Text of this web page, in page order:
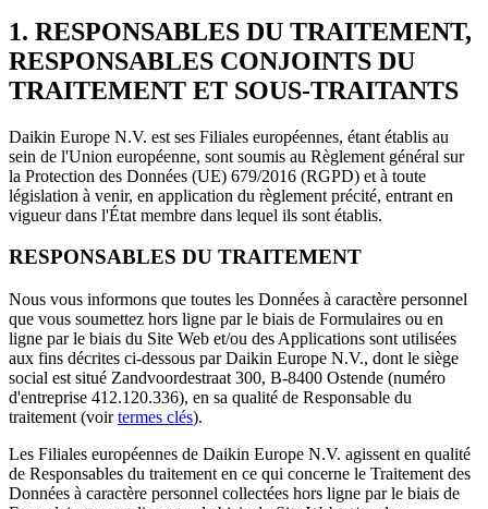
1. RESPONSABLES DU TRAITEMENT,
RESPONSABLES CONJOINTS DU
TRAITEMENT ET SOUS-TRAITANTS
Daikin Europe N.V. est ses Filiales européennes, étant établis au
sein de l'Union européenne, sont soumis au Règlement général sur
la Protection des Données (UE) 679/2016 (RGPD) et à toute
législation à venir, en application du règlement précité, entrant en
vigueur dans l'État membre dans lequel ils sont établis.
RESPONSABLES DU TRAITEMENT
Nous vous informons que toutes les Données à caractère personnel
que vous soumettez hors ligne par le biais de Formulaires ou en
ligne par le biais du Site Web et/ou des Applications sont utilisées
aux fins décrites ci-dessous par Daikin Europe N.V., dont le siège
social est situé Zandvoordestraat 300, B-8400 Ostende (numéro
d'entreprise 412.120.336), en sa qualité de Responsable du
traitement (voirtermes clés).
Les Filiales européennes de Daikin Europe N.V. agissent en qualité
de Responsables du traitement en ce qui concerne le Traitement des
Données à caractère personnel collectées hors ligne par le biais de